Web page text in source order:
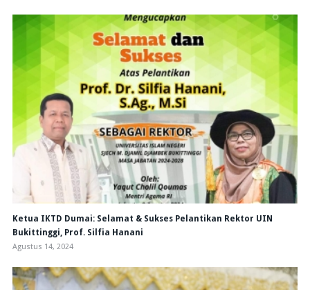
Ketua IKTD Dumai: Selamat & Sukses Pelantikan Rektor UIN
Bukittinggi, Prof. Silfia Hanani
Agustus 14, 2024